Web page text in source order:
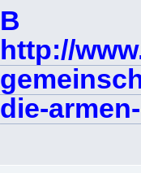
B
http://
die-